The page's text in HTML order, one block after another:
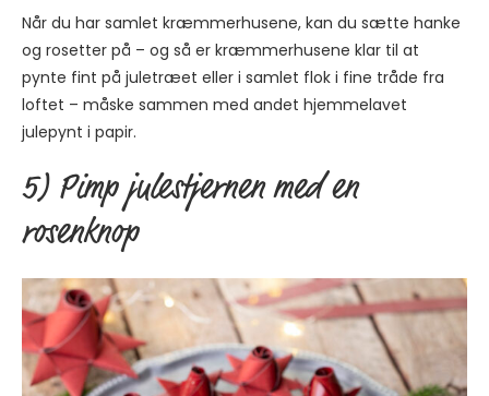
Når du har samlet kræmmerhusene, kan du sætte hanke
og rosetter på – og så er kræmmerhusene klar til at
pynte fint på juletræet eller i samlet flok i fine tråde fra
loftet – måske sammen med andet hjemmelavet
julepynt i papir.
5) Pimp julestjernen med en
rosenknop